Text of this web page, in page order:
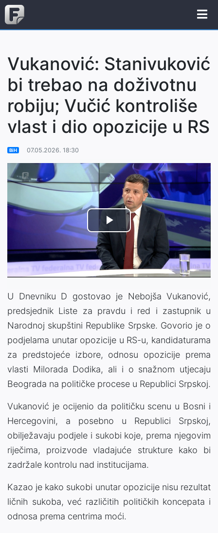
Vukanović: Stanivuković
bi trebao na doživotnu
robiju; Vučić kontroliše
vlast i dio opozicije u RS
BiH 07.05.2026. 18:30
Play
Video
U Dnevniku D gostovao je Nebojša Vukanović,
predsjednik Liste za pravdu i red i zastupnik u
Narodnoj skupštini Republike Srpske. Govorio je o
podjelama unutar opozicije u RS-u, kandidaturama
za predstojeće izbore, odnosu opozicije prema
vlasti Milorada Dodika, ali i o snažnom utjecaju
Beograda na političke procese u Republici Srpskoj.
Vukanović je ocijenio da političku scenu u Bosni i
Hercegovini, a posebno u Republici Srpskoj,
obilježavaju podjele i sukobi koje, prema njegovim
riječima, proizvode vladajuće strukture kako bi
zadržale kontrolu nad institucijama.
Kazao je kako sukobi unutar opozicije nisu rezultat
ličnih sukoba, već različitih političkih koncepata i
odnosa prema centrima moći.